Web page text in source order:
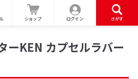
ショップ ログイン さがす
ーKEN カプセルラバー